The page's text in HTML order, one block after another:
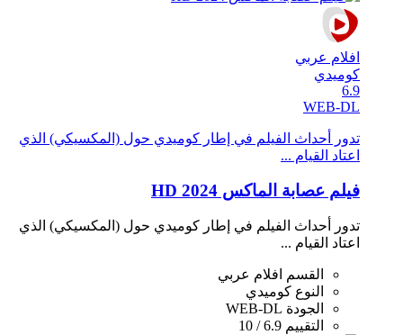
افلام عربي
كوميدي
6.9
WEB-DL
تدور أحداث الفيلم في إطار كوميدي حول (المكسيكي) الذي
اعتاد القيام ...
فيلم عصابة الماكس 2024 HD
تدور أحداث الفيلم في إطار كوميدي حول (المكسيكي) الذي
اعتاد القيام ...
القسم
افلام عربي
النوع كوميدي
الجودة WEB-DL
التقييم 6.9 / 10